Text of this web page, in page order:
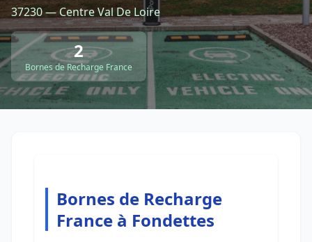
37230 — Centre Val De Loire
2
Bornes de Recharge France
Bornes de Recharge
France à Fondettes